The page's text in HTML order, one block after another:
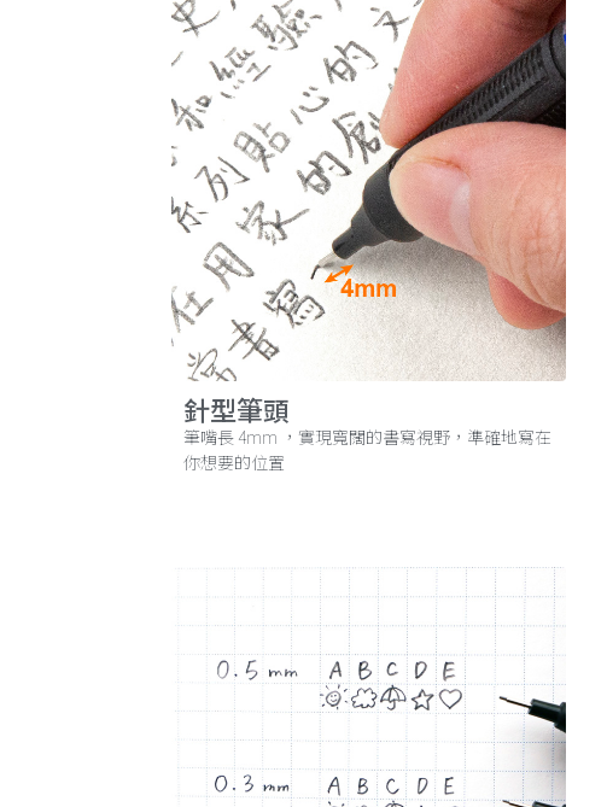
針型筆頭
筆嘴長 4mm ，實現寬闊的書寫視野，準確地寫在
你想要的位置